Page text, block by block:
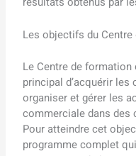
Les objectifs du Centre
Le Centre de formation
principal d’acquérir
organiser et gérer les
commerciale dans des
Pour atteindre cet
programme complet